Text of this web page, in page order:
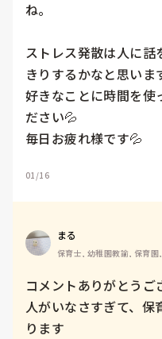
ね。
ストレス発散は人に話
きりするかなと思いま
好きなことに時間を使
ださい💦
01/16
まる
保育士, 幼稚園教諭, 保育園
コメントありがとうご
人がいなさすぎて、保
ります